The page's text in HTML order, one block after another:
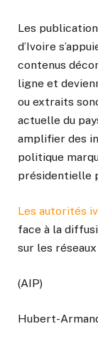
Les
d’Ivoire
contenus
ligne et
ou extraits
actuelle du
amplifier des
politique
présidentielle
Les autorités
face à la
sur les
(AIP)
Hubert-